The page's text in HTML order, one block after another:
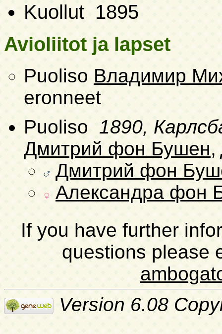
Kuollut 1895
Avioliitot ja lapset
Puoliso Владимир
eronneet
Puoliso 1890,
Дмитрий фон Бушен,
Дмитрий фон
Александра фон
If you have further
questions please
Version 6.08